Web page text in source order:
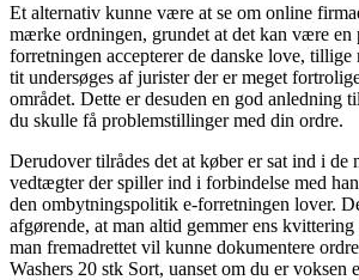
Et alternativ kunne være at se om online
mærke ordningen, grundet at det kan være en
forretningen accepterer de danske love,
tit undersøges af jurister der er meget
området. Dette er desuden en god anledning
du skulle få problemstillinger med din ordre.
Derudover tilrådes det at køber er sat ind i de
vedtægter der spiller ind i forbindelse med
den ombytningspolitik e-forretningen lover.
afgørende, at man altid gemmer ens kvittering
man fremadrettet vil kunne dokumentere
Washers 20 stk Sort, uanset om du er voksen